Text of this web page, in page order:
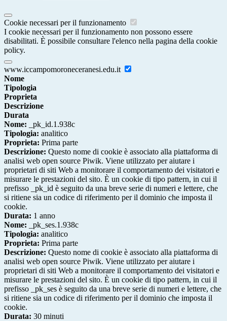
Cookie necessari per il funzionamento
I cookie necessari per il funzionamento non possono essere
disabilitati. È possibile consultare l'elenco nella pagina della cookie
policy.
www.iccampomoroneceranesi.edu.it
Nome
Tipologia
Proprieta
Descrizione
Durata
Nome: _pk_id.1.938c
Tipologia: analitico
Proprieta: Prima parte
Descrizione: Questo nome di cookie è associato alla piattaforma di
analisi web open source Piwik. Viene utilizzato per aiutare i
proprietari di siti Web a monitorare il comportamento dei visitatori e
misurare le prestazioni del sito. È un cookie di tipo pattern, in cui il
prefisso _pk_id è seguito da una breve serie di numeri e lettere, che
si ritiene sia un codice di riferimento per il dominio che imposta il
cookie.
Durata: 1 anno
Nome: _pk_ses.1.938c
Tipologia: analitico
Proprieta: Prima parte
Descrizione: Questo nome di cookie è associato alla piattaforma di
analisi web open source Piwik. Viene utilizzato per aiutare i
proprietari di siti Web a monitorare il comportamento dei visitatori e
misurare le prestazioni del sito. È un cookie di tipo pattern, in cui il
prefisso _pk_ses è seguito da una breve serie di numeri e lettere, che
si ritiene sia un codice di riferimento per il dominio che imposta il
cookie.
Durata: 30 minuti